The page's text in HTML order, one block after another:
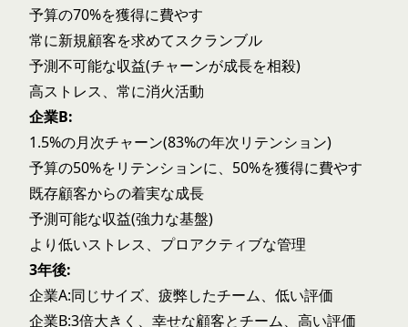
予算の70%を獲得に費やす
常に新規顧客を求めてスクランブル
予測不可能な収益(チャーンが成長を相殺)
高ストレス、常に消火活動
企業B:
1.5%の月次チャーン(83%の年次リテンション)
予算の50%をリテンションに、50%を獲得に費やす
既存顧客からの着実な成長
予測可能な収益(強力な基盤)
より低いストレス、プロアクティブな管理
3年後:
企業A:同じサイズ、疲弊したチーム、低い評価
企業B:3倍大きく、幸せな顧客とチーム、高い評価